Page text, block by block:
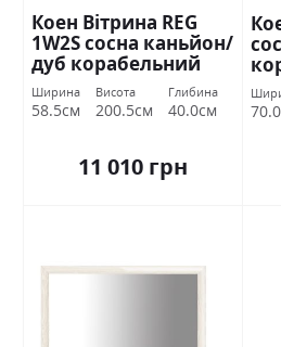
Коен Вітрина REG
1W2S сосна каньйон/
дуб корабельний
БРВ Україна
Ширина
58.5см
Висота
200.5см
Глибина
40.0см
11 010 грн